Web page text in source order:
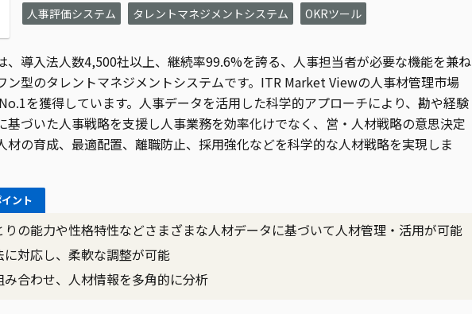
人事評価システム タレントマネジメントシステム OKRツール
、導入法人数4,500社以上、継続率99.6%を誇る、人事担当者が必要な機能を兼ね
ン型のタレントマネジメントシステムです。ITR Market Viewの人事材管理市場
を獲得しています。人事データを活用した科学的アプローチにより、勘や経験
基づいた人事戦略を支援し人事業務を効率化けでなく、営・人材戦略の意思決定
材の育成、最適配置、離職防止、採用強化などを科学的な人材戦略を実現しま
ント
の能力や性格特性などさまざまな人材データに基づいて人材管理・活用が可能
に対応し、柔軟な調整が可能
合わせ、人材情報を多角的に分析